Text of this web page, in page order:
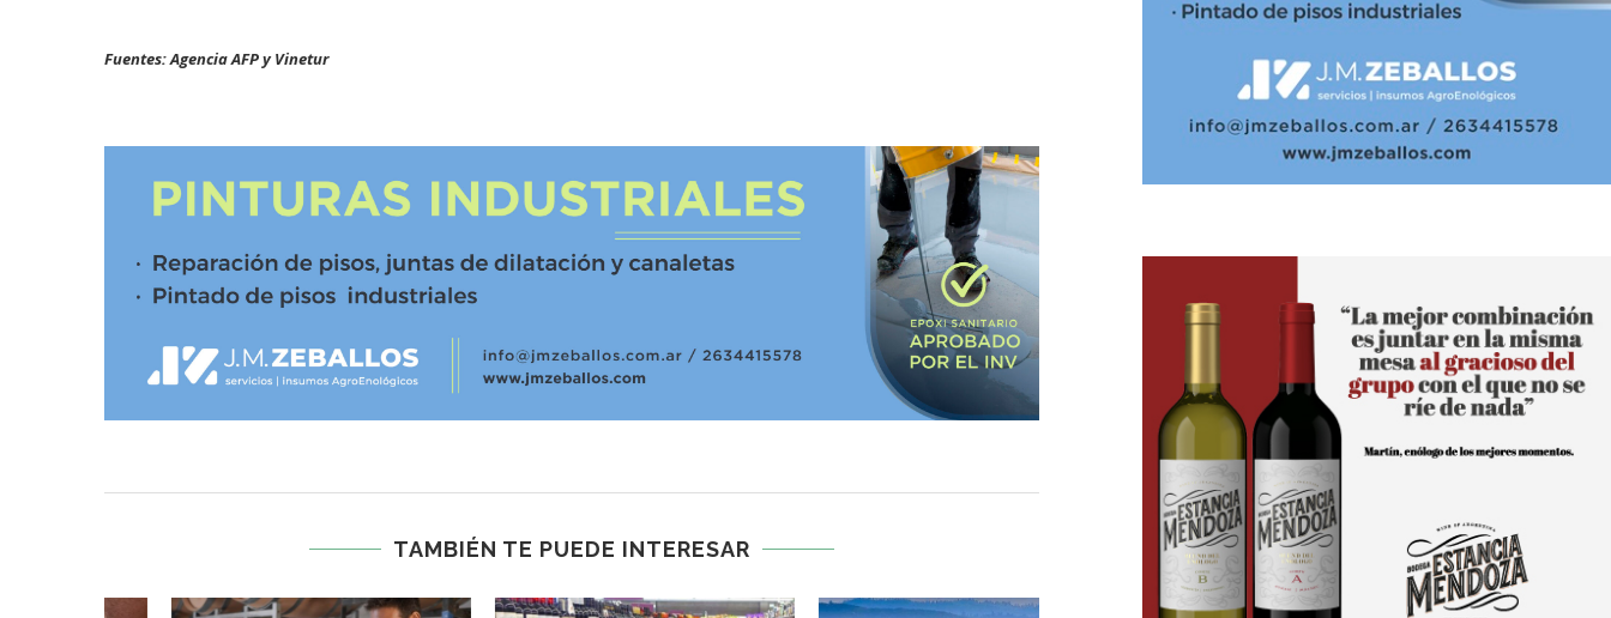
Fuentes: Agencia AFP y Vinetur
TAMBIÉN TE PUEDE INTERESAR